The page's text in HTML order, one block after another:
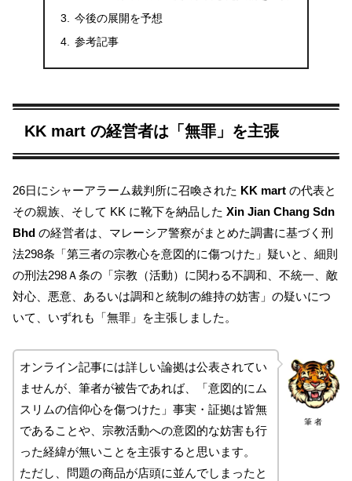
今後の展開を予想
参考記事
KK mart の経営者は「無罪」を主張
26日にシャーアラーム裁判所に召喚された KK mart の代表と
その親族、そして KK に靴下を納品した Xin Jian Chang Sdn
Bhd の経営者は、マレーシア警察がまとめた調書に基づく刑
法298条「第三者の宗教心を意図的に傷つけた」疑いと、細則
の刑法298Ａ条の「宗教（活動）に関わる不調和、不統一、敵
対心、悪意、あるいは調和と統制の維持の妨害」の疑いにつ
いて、いずれも「無罪」を主張しました。
筆 者
オンライン記事には詳しい論拠は公表されてい
ませんが、筆者が被告であれば、「意図的にム
スリムの信仰心を傷つけた」事実・証拠は皆無
であることや、宗教活動への意図的な妨害も行
った経緯が無いことを主張すると思います。
ただし、問題の商品が店頭に並んでしまったと